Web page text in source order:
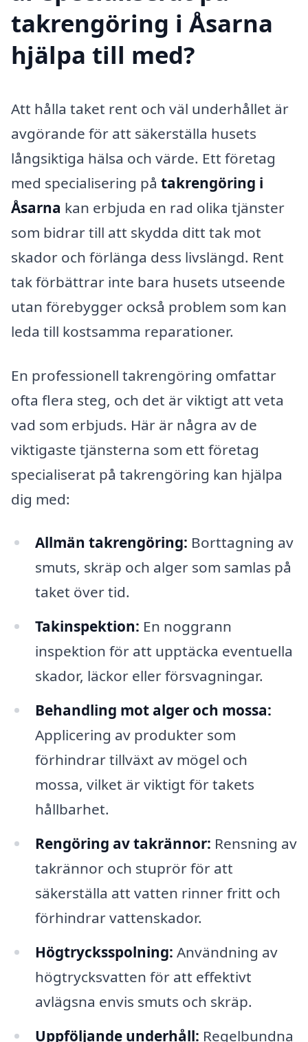
takrengöring i Åsarna
hjälpa till med?
Att hålla taket rent och väl underhållet är
avgörande för att säkerställa husets
långsiktiga hälsa och värde. Ett företag
med specialisering på takrengöring i
Åsarna kan erbjuda en rad olika tjänster
som bidrar till att skydda ditt tak mot
skador och förlänga dess livslängd. Rent
tak förbättrar inte bara husets utseende
utan förebygger också problem som kan
leda till kostsamma reparationer.
En professionell takrengöring omfattar
ofta flera steg, och det är viktigt att veta
vad som erbjuds. Här är några av de
viktigaste tjänsterna som ett företag
specialiserat på takrengöring kan hjälpa
dig med:
Allmän takrengöring: Borttagning av
smuts, skräp och alger som samlas på
taket över tid.
Takinspektion: En noggrann
inspektion för att upptäcka eventuella
skador, läckor eller försvagningar.
Behandling mot alger och mossa:
Applicering av produkter som
förhindrar tillväxt av mögel och
mossa, vilket är viktigt för takets
hållbarhet.
Rengöring av takrännor: Rensning av
takrännor och stuprör för att
säkerställa att vatten rinner fritt och
förhindrar vattenskador.
Högtrycksspolning: Användning av
högtrycksvatten för att effektivt
avlägsna envis smuts och skräp.
Uppföljande underhåll: Regelbundna